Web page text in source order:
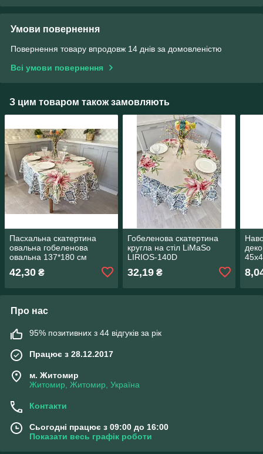
Умови повернення
Повернення товару впродовж 14 днів за домовленістю
Всі умови повернення
З цим товаром також замовляють
Пасхальна скатертина
овальна гобеленова
овальна 137*180 см
42,30 ₴
Гобеленова скатертина
кругла на стіл LiMaSo
LIRIOS-140D
32,19₴
Про нас
95% позитивних з 44 відгуків за рік
Працює з 28.12.2017
м. Житомир
Житомир, Житомир, Україна
Контакти
Сьогодні працює з 09:00 до 16:00
Показати весь графік роботи